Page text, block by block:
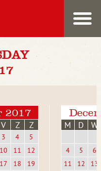
2017
V Z Z
3 4
5
10 11
12
17 18
19
M D W
4 5
6
11
12
13